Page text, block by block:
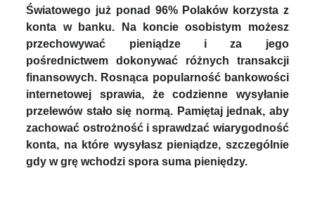
Światowego już ponad 96% Polaków korzysta z
konta w banku. Na koncie osobistym możesz
przechowywać pieniądze i za jego
pośrednictwem dokonywać różnych transakcji
finansowych. Rosnąca popularność bankowości
internetowej sprawia, że codzienne wysyłanie
przelewów stało się normą. Pamiętaj jednak, aby
zachować ostrożność i sprawdzać wiarygodność
konta, na które wysyłasz pieniądze, szczególnie
gdy w grę wchodzi spora suma pieniędzy.